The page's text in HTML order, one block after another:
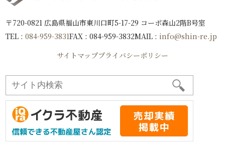
〒720-0821 広島県福山市東川口町5-17-29 コーポ森山2階B号室
TEL :084-959-3831FAX : 084-959-3832MAIL : info@shin-re.jp
サイトマッププライバシーポリシー